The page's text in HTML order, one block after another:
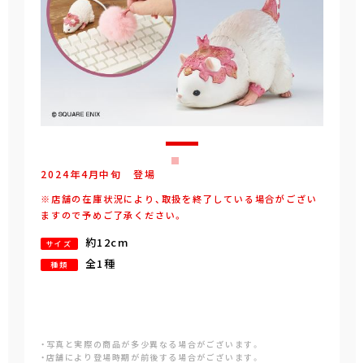
2024年4月中旬 登場
※店舗の在庫状況により、取扱を終了している場合がござい
ますので予めご了承ください。
サイズ 約12cm
種類 全1種
・写真と実際の商品が多少異なる場合がございます。
・店舗により登場時期が前後する場合がございます。